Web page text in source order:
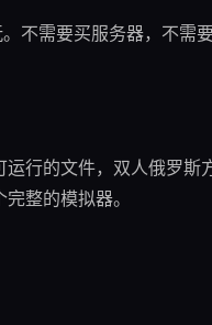
不需要买服务器，不需要
行的文件，双人俄罗斯
整的模拟器。